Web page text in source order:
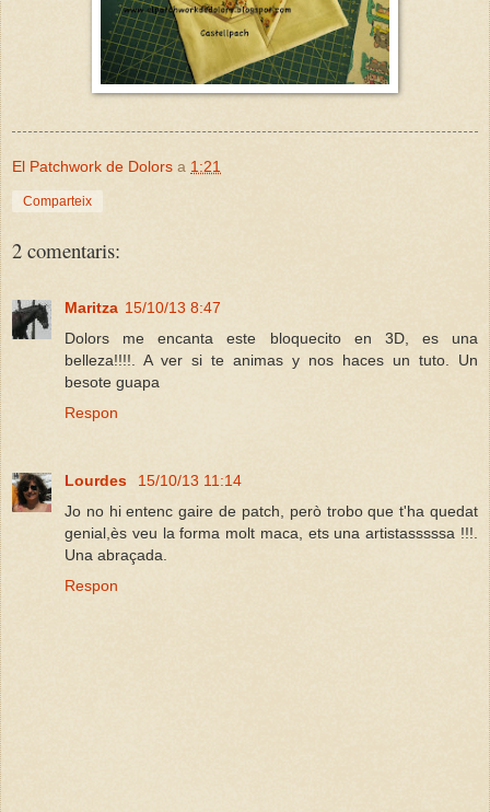
El Patchwork de Dolors a 1:21
Comparteix
2 comentaris:
Maritza 15/10/13 8:47
Dolors me encanta este bloquecito en 3D, es una
belleza!!!!. A ver si te animas y nos haces un tuto. Un
besote guapa
Respon
Lourdes
15/10/13 11:14
Jo no hi entenc gaire de patch, però trobo que t'ha quedat
genial,ès veu la forma molt maca, ets una artistasssssa !!!.
Una abraçada.
Respon